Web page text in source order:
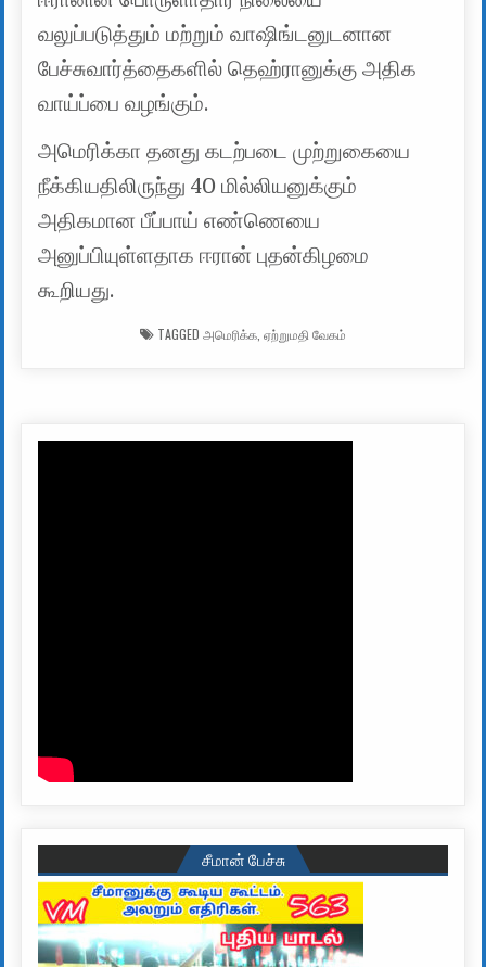
வலுப்படுத்தும் மற்றும் வாஷிங்டனுடனான
பேச்சுவார்த்தைகளில் தெஹ்ரானுக்கு அதிக
வாய்ப்பை வழங்கும்.
அமெரிக்கா தனது கடற்படை முற்றுகையை
நீக்கியதிலிருந்து 40 மில்லியனுக்கும்
அதிகமான பீப்பாய் எண்ணெயை
அனுப்பியுள்ளதாக ஈரான் புதன்கிழமை
கூறியது.
TAGGED அமெரிக்க, ஏற்றுமதி வேகம்
சீமான் பேச்சு